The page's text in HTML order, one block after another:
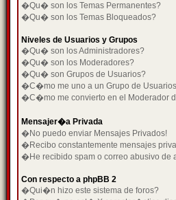
�Qu� son los Temas Permanentes?
�Qu� son los Temas Bloqueados?
Niveles de Usuarios y Grupos
�Qu� son los Administradores?
�Qu� son los Moderadores?
�Qu� son Grupos de Usuarios?
�C�mo me uno a un Grupo de
�C�mo me convierto en el Moderador
Mensajer�a Privada
�No puedo enviar Mensajes Privados!
�Recibo constantemente mensajes
�He recibido spam o correo abusivo de
Con respecto a phpBB 2
�Qui�n hizo este sistema de foros?